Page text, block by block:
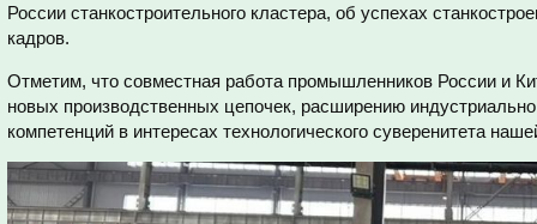
России станкостроительного кластера, об успехах
кадров.
Отметим, что совместная работа промышленников России и
новых производственных цепочек, расширению
компетенций в интересах технологического суверенитета